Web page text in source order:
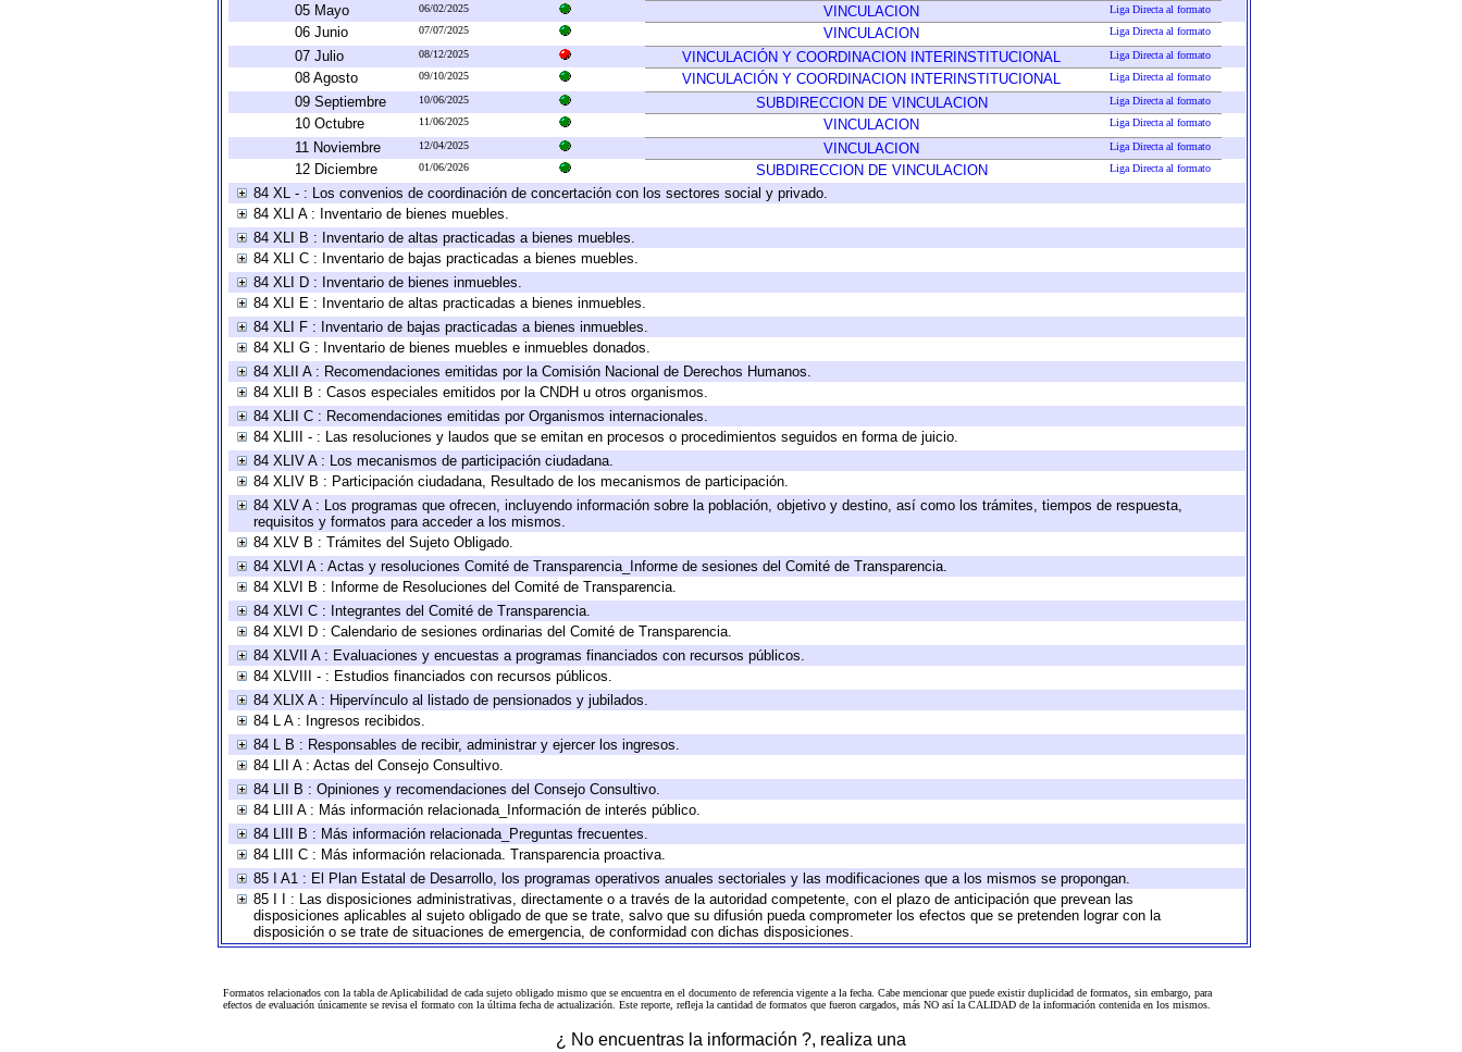
05 Mayo 06/02/2025 VINCULACION Liga Directa al formato
06 Junio 07/07/2025 VINCULACION Liga Directa al formato
07 Julio 08/12/2025 VINCULACIÓN Y COORDINACION INTERINSTITUCIONAL Liga Directa al formato
08 Agosto 09/10/2025 VINCULACIÓN Y COORDINACION INTERINSTITUCIONAL Liga Directa al formato
09 Septiembre 10/06/2025 SUBDIRECCION DE VINCULACION Liga Directa al formato
10 Octubre 11/06/2025 VINCULACION Liga Directa al formato
11 Noviembre 12/04/2025 VINCULACION Liga Directa al formato
12 Diciembre 01/06/2026 SUBDIRECCION DE VINCULACION Liga Directa al formato
84 XL - : Los convenios de coordinación de concertación con los sectores social y privado.
84 XLI A : Inventario de bienes muebles.
84 XLI B : Inventario de altas practicadas a bienes muebles.
84 XLI C : Inventario de bajas practicadas a bienes muebles.
84 XLI D : Inventario de bienes inmuebles.
84 XLI E : Inventario de altas practicadas a bienes inmuebles.
84 XLI F : Inventario de bajas practicadas a bienes inmuebles.
84 XLI G : Inventario de bienes muebles e inmuebles donados.
84 XLII A : Recomendaciones emitidas por la Comisión Nacional de Derechos Humanos.
84 XLII B : Casos especiales emitidos por la CNDH u otros organismos.
84 XLII C : Recomendaciones emitidas por Organismos internacionales.
84 XLIII - : Las resoluciones y laudos que se emitan en procesos o procedimientos seguidos en forma de juicio.
84 XLIV A : Los mecanismos de participación ciudadana.
84 XLIV B : Participación ciudadana, Resultado de los mecanismos de participación.
84 XLV A : Los programas que ofrecen, incluyendo información sobre la población, objetivo y destino, así como los trámites, tiempos de respuesta,
requisitos y formatos para acceder a los mismos.
84 XLV B : Trámites del Sujeto Obligado.
84 XLVI A : Actas y resoluciones Comité de Transparencia_Informe de sesiones del Comité de Transparencia.
84 XLVI B : Informe de Resoluciones del Comité de Transparencia.
84 XLVI C : Integrantes del Comité de Transparencia.
84 XLVI D : Calendario de sesiones ordinarias del Comité de Transparencia.
84 XLVII A : Evaluaciones y encuestas a programas financiados con recursos públicos.
84 XLVIII - : Estudios financiados con recursos públicos.
84 XLIX A : Hipervínculo al listado de pensionados y jubilados.
84 L A : Ingresos recibidos.
84 L B : Responsables de recibir, administrar y ejercer los ingresos.
84 LII A : Actas del Consejo Consultivo.
84 LII B : Opiniones y recomendaciones del Consejo Consultivo.
84 LIII A : Más información relacionada_Información de interés público.
84 LIII B : Más información relacionada_Preguntas frecuentes.
84 LIII C : Más información relacionada. Transparencia proactiva.
85 I A1 : El Plan Estatal de Desarrollo, los programas operativos anuales sectoriales y las modificaciones que a los mismos se propongan.
85 I I : Las disposiciones administrativas, directamente o a través de la autoridad competente, con el plazo de anticipación que prevean las
disposiciones aplicables al sujeto obligado de que se trate, salvo que su difusión pueda comprometer los efectos que se pretenden lograr con la
disposición o se trate de situaciones de emergencia, de conformidad con dichas disposiciones.
Formatos relacionados con la tabla de Aplicabilidad de cada sujeto obligado mismo que se encuentra en el documento de referenciavigente a la fecha. Cabe mencionar que puede existir duplicidad de formatos, sin embargo, para
efectos de evaluación únicamente se revisa el formato con la última fecha de actualización. Este reporte, refleja la cantidad de formatos que fueron cargados, más NO así la CALIDAD de la información contenida en los mismos.
¿ No encuentras la información ?, realiza una